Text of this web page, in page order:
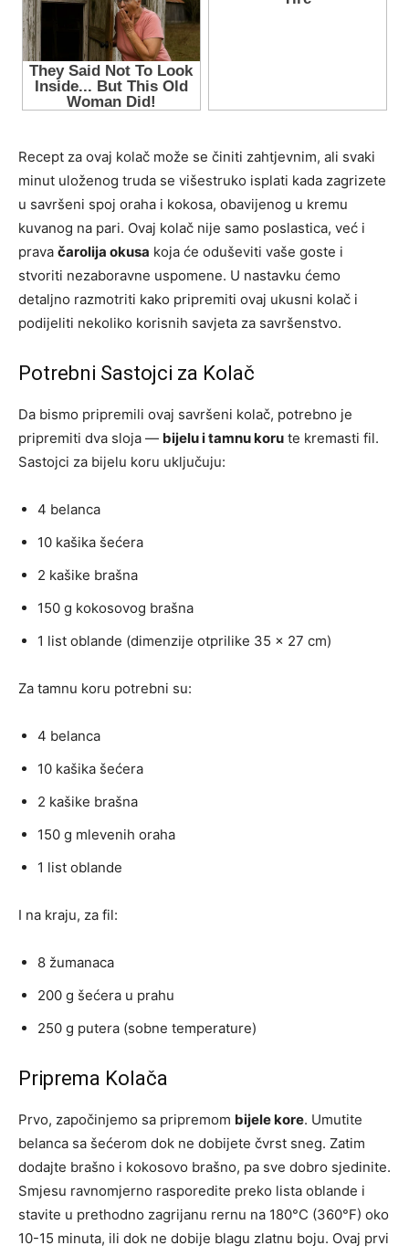
Recept za ovaj kolač može se činiti zahtjevnim, ali svaki
minut uloženog truda se višestruko isplati kada zagrizete
u savršeni spoj oraha i kokosa, obavijenog u kremu
kuvanog na pari. Ovaj kolač nije samo poslastica, već i
prava čarolija okusa koja će oduševiti vaše goste i
stvoriti nezaboravne uspomene. U nastavku ćemo
detaljno razmotriti kako pripremiti ovaj ukusni kolač i
podijeliti nekoliko korisnih savjeta za savršenstvo.
Potrebni Sastojci za Kolač
Da bismo pripremili ovaj savršeni kolač, potrebno je
pripremiti dva sloja — bijelu i tamnu koru te kremasti fil.
Sastojci za bijelu koru uključuju:
4 belanca
10 kašika šećera
2 kašike brašna
150 g kokosovog brašna
1 list oblande (dimenzije otprilike 35 × 27 cm)
Za tamnu koru potrebni su:
4 belanca
10 kašika šećera
2 kašike brašna
150 g mlevenih oraha
1 list oblande
I na kraju, za fil:
8 žumanaca
200 g šećera u prahu
250 g putera (sobne temperature)
Priprema Kolača
Prvo, započinjemo sa pripremom bijele kore. Umutite
belanca sa šećerom dok ne dobijete čvrst sneg. Zatim
dodajte brašno i kokosovo brašno, pa sve dobro sjedinite.
Smjesu ravnomjerno rasporedite preko lista oblande i
stavite u prethodno zagrijanu rernu na 180°C (360°F) oko
10-15 minuta, ili dok ne dobije blagu zlatnu boju. Ovaj prvi